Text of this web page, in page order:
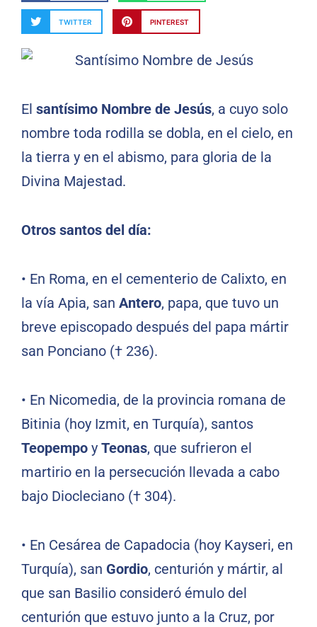
TWITTER PINTEREST
El santísimo Nombre de Jesús, a cuyo solo
nombre toda rodilla se dobla, en el cielo, en
la tierra y en el abismo, para gloria de la
Divina Majestad.
Otros santos del día:
• En Roma, en el cementerio de Calixto, en
la vía Apia, san Antero, papa, que tuvo un
breve episcopado después del papa mártir
san Ponciano († 236).
• En Nicomedia, de la provincia romana de
Bitinia (hoy Izmit, en Turquía), santos
Teopempo y Teonas, que sufrieron el
martirio en la persecución llevada a cabo
bajo Diocleciano († 304).
• En Cesárea de Capadocia (hoy Kayseri, en
Turquía), san Gordio, centurión y mártir, al
que san Basilio consideró émulo del
centurión que estuvo junto a la Cruz, por